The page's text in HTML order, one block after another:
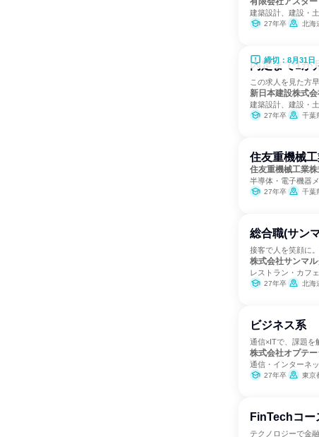
建築設計、建設・
27年卒 北海
締切：8月31日
内定まで1か
この求人を見た方
新日本建設株式
建築設計、建設・
27年卒 千葉
住友重機械
住友重機械工業
半導体・電子機器
27年卒 千葉
総合職(サン
接客で人を笑顔に
株式会社サンマ
レストラン・カフェ
27年卒 北海道、宮城県、茨城
ビジネス系
通信×ITで、課題を
株式会社オプテ
通信・インターネ
27年卒 東京
FinTechコー
テクノロジーで金